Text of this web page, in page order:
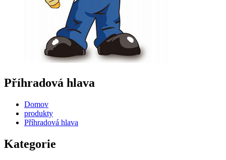
Příhradová hlava
Domov
produkty
Příhradová hlava
Kategorie